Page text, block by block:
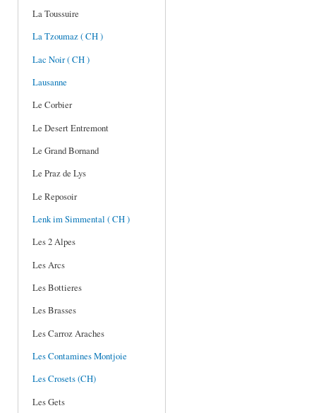
La Toussuire
La Tzoumaz ( CH )
Lac Noir ( CH )
Lausanne
Le Corbier
Le Desert Entremont
Le Grand Bornand
Le Praz de Lys
Le Reposoir
Lenk im Simmental ( CH )
Les 2 Alpes
Les Arcs
Les Bottieres
Les Brasses
Les Carroz Araches
Les Contamines Montjoie
Les Crosets (CH)
Les Gets